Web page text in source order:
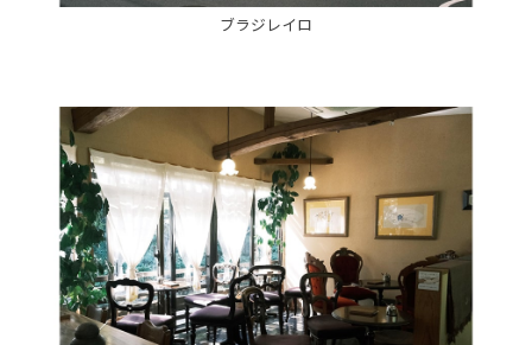
ブラジレイロ